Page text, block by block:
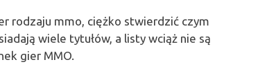
rodzaju mmo, ciężko stwierdzić czym
wiele tytułów, a listy wciąż nie są
gier MMO.